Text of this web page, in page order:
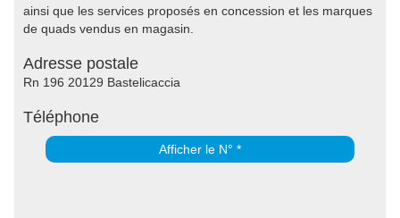
ainsi que les services proposés en concession et les marques
de quads vendus en magasin.
Adresse postale
Rn 196 20129 Bastelicaccia
Téléphone
Afficher le N° *